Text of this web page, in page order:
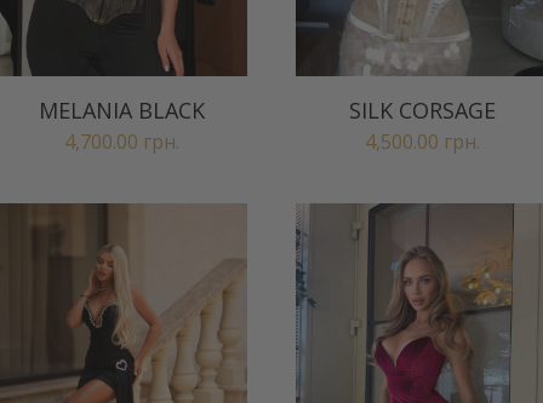
MELANIA BLACK
4,700.00 грн.
SILK CORSAGE
4,500.00 грн.